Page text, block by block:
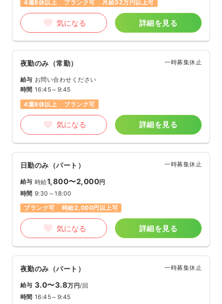
4週8休以上 ブランク可 月給32万円以上可
気になる 詳細を見る
夜勤のみ（常勤） 一時募集休止
給与 お問い合わせください
時間 16:45～9:45
4週8休以上
ブランク可
気になる 詳細を見る
日勤のみ（パート） 一時募集休止
給与 時給1,800〜2,000円
時間 9:30～18:00
ブランク可
時給2,000円以上可
気になる 詳細を見る
夜勤のみ（パート） 一時募集休止
給与 3.0〜3.8万円/回
時間 16:45～9:45